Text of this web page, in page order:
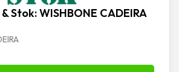
Stok: WISHBONE CADEIRA